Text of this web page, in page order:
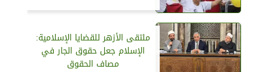
ملتقى الأزهر للقضايا الإسلامية:
الإسلام جعل حقوق الجار في
مصاف الحقوق